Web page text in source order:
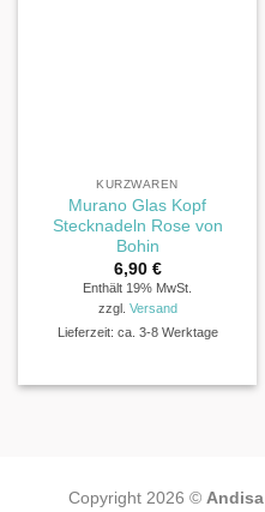
KURZWAREN
Murano Glas Kopf
Stecknadeln Rose von
Bohin
6,90 €
Enthält 19% MwSt.
zzgl. Versand
Lieferzeit: ca. 3-8 Werktage
Copyright 2026 © Andisa